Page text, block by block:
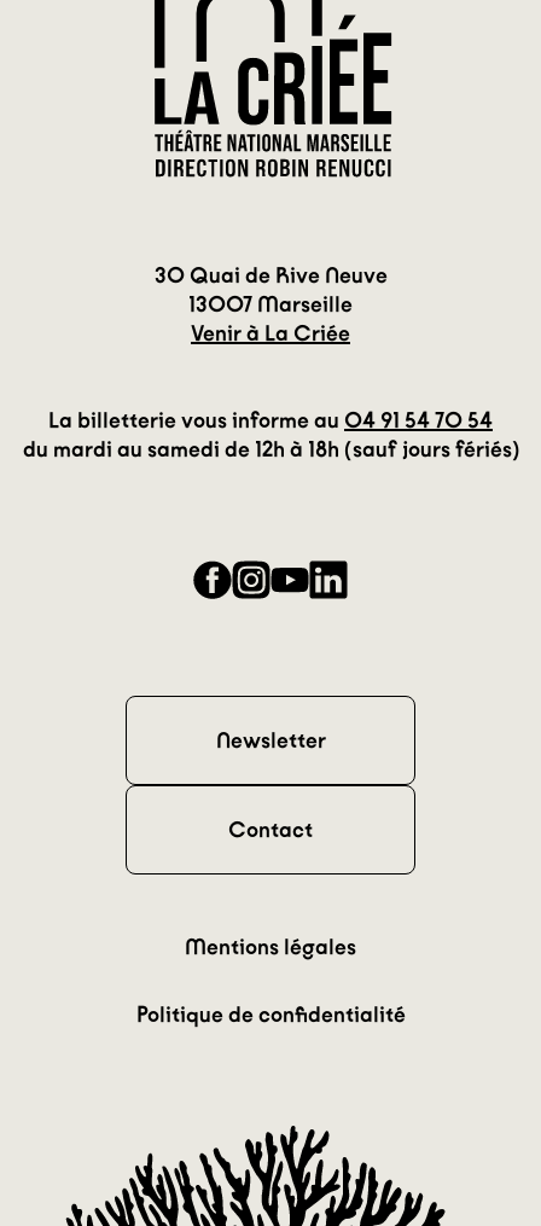
30 Quai de Rive Neuve
13007 Marseille
Venir à La Criée
La billetterie vous informe au 04 91 54 70 54
du mardi au samedi de 12h à 18h (sauf jours fériés)
Facebook
Instagram
YouTubeLinkedIn
Newsletter
Contact
Mentions légales
Politique de confidentialité